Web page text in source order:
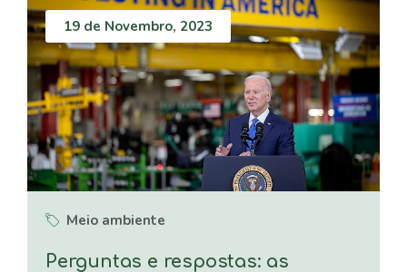
19 de Novembro, 2023
Meio ambiente
Perguntas e respostas: as